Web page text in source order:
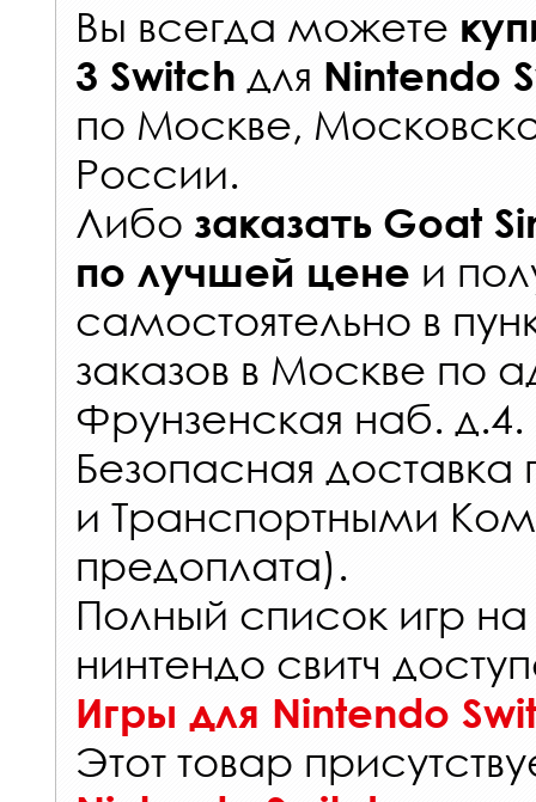
Вы всегда можете
3 Switch для Nintendo
по Москве,
России.
Либо заказать Goat
по лучшей цене и
самостоятельно в
заказов в Москве по
Фрунзенская наб. д.4.
Безопасная
и Транспортными
предоплата).
Полный список игр
нинтендо свитч
Игры для Nintendo
Этот товар